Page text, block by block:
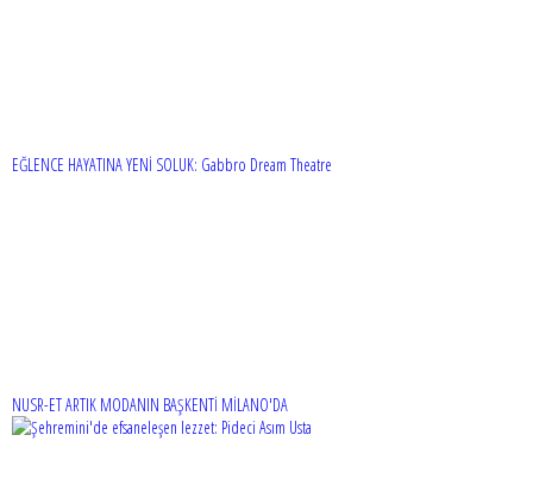
EĞLENCE HAYATINA YENİ SOLUK: Gabbro Dream Theatre
NUSR-ET ARTIK MODANIN BAŞKENTİ MİLANO'DA